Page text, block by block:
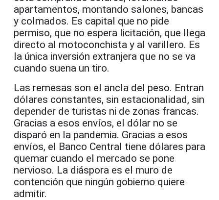
apartamentos, montando salones, bancas
y colmados. Es capital que no pide
permiso, que no espera licitación, que llega
directo al motoconchista y al varillero. Es
la única inversión extranjera que no se va
cuando suena un tiro.
Las remesas son el ancla del peso. Entran
dólares constantes, sin estacionalidad, sin
depender de turistas ni de zonas francas.
Gracias a esos envíos, el dólar no se
disparó en la pandemia. Gracias a esos
envíos, el Banco Central tiene dólares para
quemar cuando el mercado se pone
nervioso. La diáspora es el muro de
contención que ningún gobierno quiere
admitir.